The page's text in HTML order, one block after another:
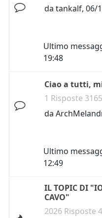
da tankalf, 06/
Ultimo
19:48
Ciao a tutti,
1 Risposte
da
Ultimo
12:49
IL TOPIC DI
CAVO"
2026 Risposte